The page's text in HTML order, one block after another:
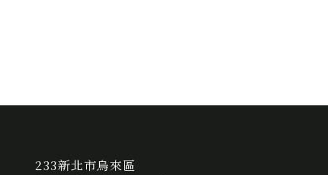
233新北市烏來區